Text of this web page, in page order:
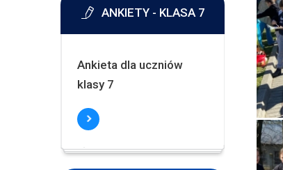
ANKIETY - KLASA 7
Ankieta dla uczniów
klasy 7